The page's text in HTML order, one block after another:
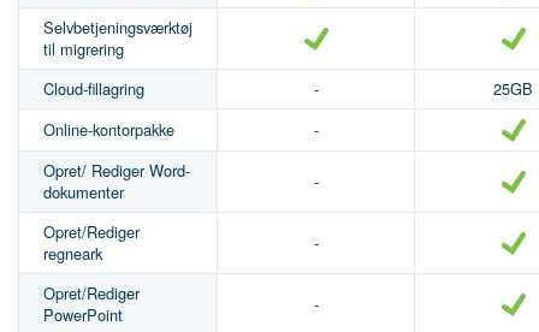
Selvbetjeningsværktøj
til migrering
Cloud-fillagring
-
25GB
Online-kontorpakke
-
Opret/ Rediger Word-
dokumenter
-
Opret/Rediger
regneark
-
Opret/Rediger
PowerPoint
-